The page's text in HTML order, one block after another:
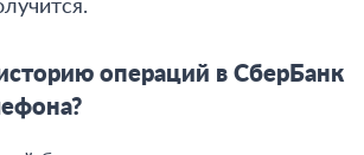
операций в СберБанк